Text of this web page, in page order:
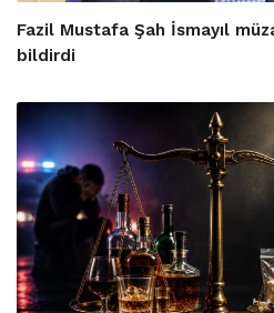
Fazil Mustafa Şah İsmayıl
bildirdi